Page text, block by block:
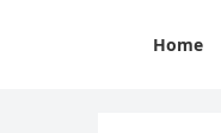
Home